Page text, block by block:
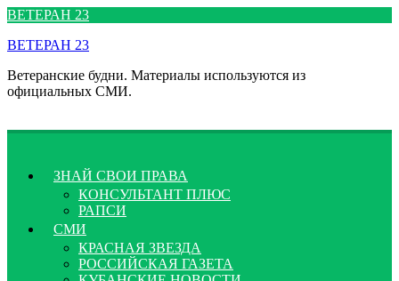
Перейти
содержимому
ВЕТЕРАН 23
ВЕТЕРАН 23
Ветеранские будни. Материалы используются из
официальных СМИ.
ЗНАЙ СВОИ ПРАВА
КОНСУЛЬТАНТ ПЛЮС
РАПСИ
СМИ
КРАСНАЯ ЗВЕЗДА
РОССИЙСКАЯ ГАЗЕТА